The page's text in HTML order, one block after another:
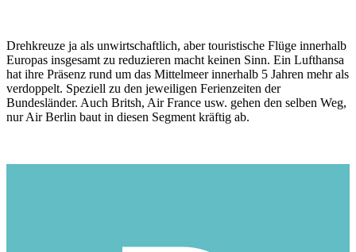
Drehkreuze ja als unwirtschaftlich, aber touristische Flüge innerhalb
Europas insgesamt zu reduzieren macht keinen Sinn. Ein Lufthansa
hat ihre Präsenz rund um das Mittelmeer innerhalb 5 Jahren mehr als
verdoppelt. Speziell zu den jeweiligen Ferienzeiten der
Bundesländer. Auch Britsh, Air France usw. gehen den selben Weg,
nur Air Berlin baut in diesen Segment kräftig ab.